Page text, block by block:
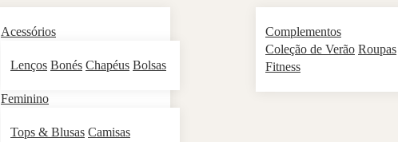
Acessórios
Lenços Bonés Chapéus Bolsas
Feminino
Tops & Blusas Camisas
Complementos
Coleção de Verão Roupas
Fitness